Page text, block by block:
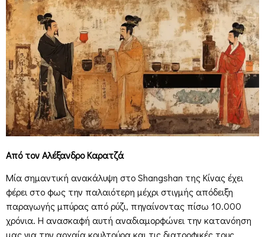
Από τον Αλέξανδρο Καρατζά
Μία σημαντική ανακάλυψη στο Shangshan της Κίνας έχει
φέρει στο φως την παλαιότερη μέχρι στιγμής απόδειξη
παραγωγής μπύρας από ρύζι, πηγαίνοντας πίσω 10.000
χρόνια. Η ανασκαφή αυτή αναδιαμορφώνει την κατανόηση
μας για την αρχαία κουλτούρα και τις διατροφικές τους